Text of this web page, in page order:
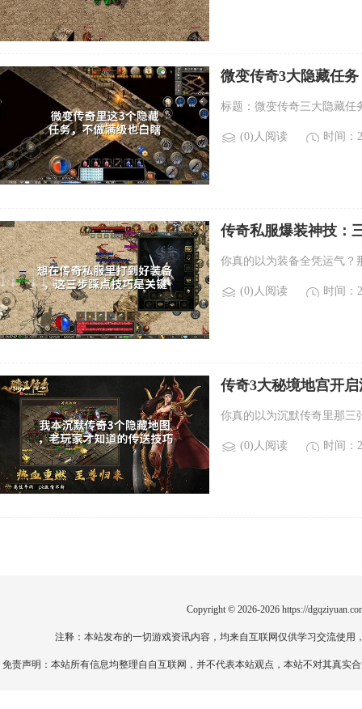
微变传奇3大隐藏任
标题：微变传奇三大隐藏任
(0)人阅读 时间：
传奇私服爆装神技：
你真的以为装备全凭运气？
(0)人阅读 时间：
传奇3大秘境地宫开
你真的以为沉默传奇里那三
(0)人阅读 时间：
Copyright © 2026-2026 https://
注释：本站发布的一切游戏资讯内容，均来自互联网仅供学习交流使
免责声明：本站所有信息均整理自自互联网，并不代表本站观点，本站不对其真实